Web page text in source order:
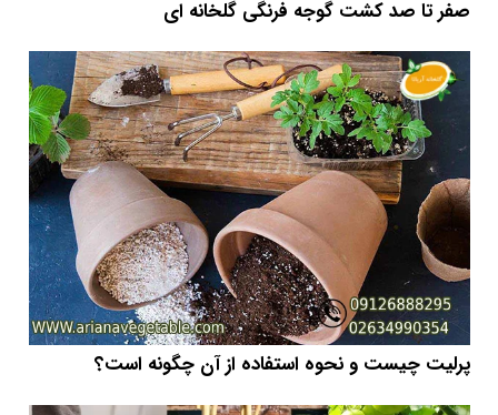
صفر تا صد کشت گوجه فرنگی گلخانه ای
پرلیت چیست و نحوه استفاده از آن چگونه است؟